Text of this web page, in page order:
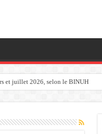
et juillet 2026, selon le BINUH